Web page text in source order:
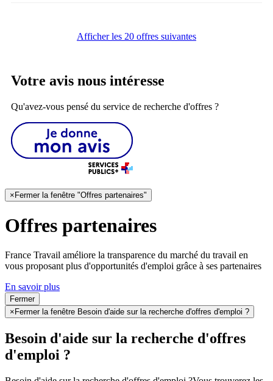
Afficher les 20 offres suivantes
Votre avis nous intéresse
Qu'avez-vous pensé du service de recherche d'offres ?
×Fermer la fenêtre "Offres partenaires"
Offres partenaires
France Travail améliore la transparence du marché du travail en
vous proposant plus d'opportunités d'emploi grâce à ses partenaires
En savoir plus
Fermer
× Fermer la fenêtre Besoin d'aide sur la recherche d'offres d'emploi ?
Besoin d'aide sur la recherche d'offres
d'emploi ?